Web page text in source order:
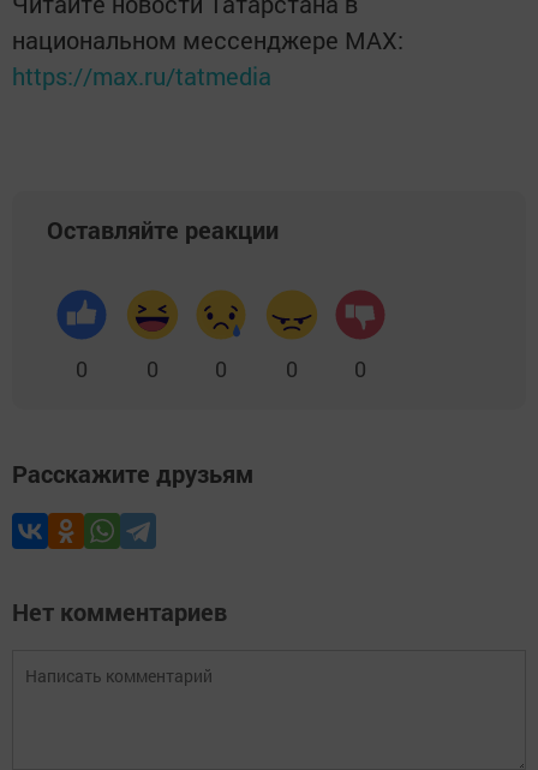
национальном мессенджере MАХ:
https://max.ru/tatmedia
Оставляйте реакции
0 0 0 0 0
Расскажите друзьям
Нет комментариев